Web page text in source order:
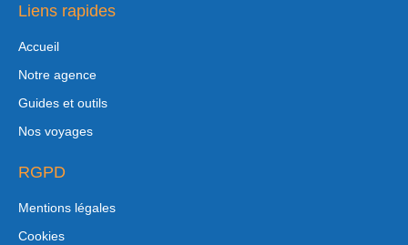
Liens rapides
Accueil
Notre agence
Guides et outils
Nos voyages
RGPD
Mentions légales
Cookies